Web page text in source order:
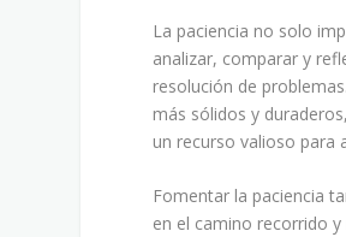
La paciencia no solo
analizar, comparar y
resolución de
más sólidos y
un recurso valioso para
Fomentar la paciencia
en el camino recorrido